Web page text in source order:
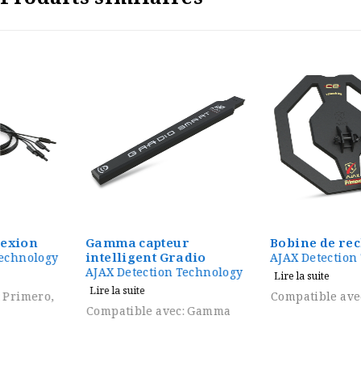
Gamma capteur
intelligent Gradio
AJAX Detection Technology
Lire la suite
Compatible avec: Gamma
Bobine de recherche C2
AJAX Detection Technology
Lire la suite
Compatible avec: Primero